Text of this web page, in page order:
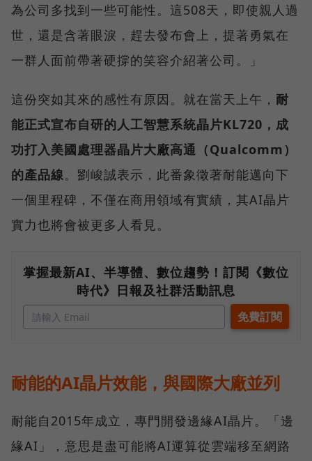
為公司多找到一些可能性。這508天，即使親人過
世，還是含著眼淚，趕去發布會上，提著勇氣在
一群人面前帶著硬撐的笑容介紹著公司。」
這份突如其來的感性有原因。就在當天上午， 耐
能正式宣布自研的人工智慧系統晶片KL720，成
功打入美國處理器晶片大廠高通（Qualcomm）
的產品線。劉峻誠表示，此番象徵著耐能邁向下
一個里程碑，不僅在商用領域有實績，其AI晶片
實力也將會被更多人看見。
掌握最新AI、半導體、數位趨勢！訂閱《數位
時代》日報及社群活動訊息
耐能的AI晶片效能，與國際大廠並列
耐能自2015年成立，專門開發邊緣AI晶片。「邊
緣AI」，意思是盡可能將AI運算從雲端移至網路